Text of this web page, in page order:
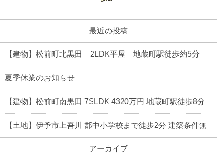
最近の投稿
【建物】松前町北黒田 2LDK平屋 地蔵町駅徒歩約5分
夏季休業のお知らせ
【建物】松前町南黒田 7SLDK 4320万円 地蔵町駅徒歩8分
【土地】伊予市上吾川 郡中小学校まで徒歩2分 建築条件無
アーカイブ